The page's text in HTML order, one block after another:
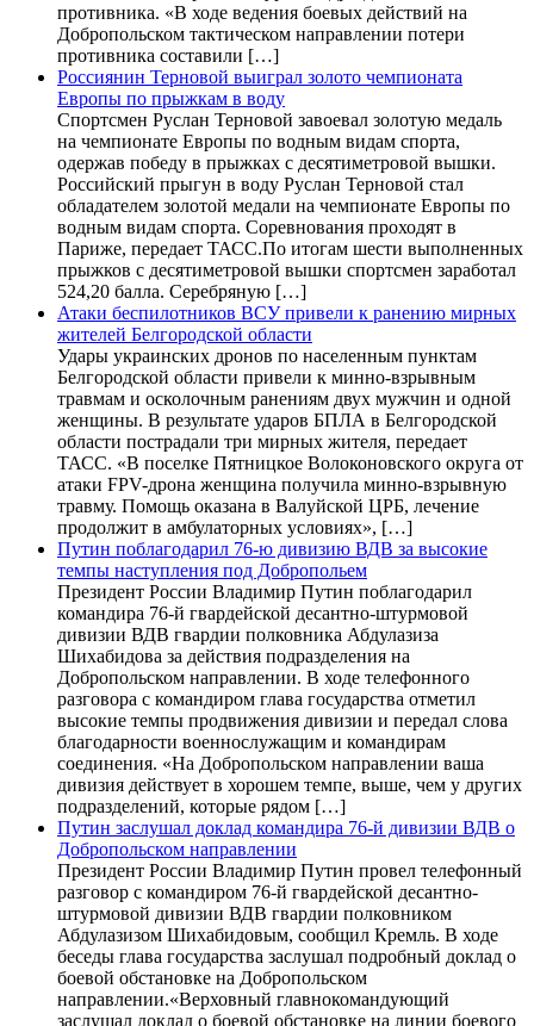
противника. «В ходе ведения боевых действий на
Добропольском тактическом направлении потери
противника составили […]
Россиянин Терновой выиграл золото чемпионата
Европы по прыжкам в воду
Спортсмен Руслан Терновой завоевал золотую медаль
на чемпионате Европы по водным видам спорта,
одержав победу в прыжках с десятиметровой вышки.
Российский прыгун в воду Руслан Терновой стал
обладателем золотой медали на чемпионате Европы по
водным видам спорта. Соревнования проходят в
Париже, передает ТАСС.По итогам шести выполненных
прыжков с десятиметровой вышки спортсмен заработал
524,20 балла. Серебряную […]
Атаки беспилотников ВСУ привели к ранению мирных
жителей Белгородской области
Удары украинских дронов по населенным пунктам
Белгородской области привели к минно-взрывным
травмам и осколочным ранениям двух мужчин и одной
женщины. В результате ударов БПЛА в Белгородской
области пострадали три мирных жителя, передает
ТАСС. «В поселке Пятницкое Волоконовского округа от
атаки FPV-дрона женщина получила минно-взрывную
травму. Помощь оказана в Валуйской ЦРБ, лечение
продолжит в амбулаторных условиях», […]
Путин поблагодарил 76-ю дивизию ВДВ за высокие
темпы наступления под Добропольем
Президент России Владимир Путин поблагодарил
командира 76-й гвардейской десантно-штурмовой
дивизии ВДВ гвардии полковника Абдулазиза
Шихабидова за действия подразделения на
Добропольском направлении. В ходе телефонного
разговора с командиром глава государства отметил
высокие темпы продвижения дивизии и передал слова
благодарности военнослужащим и командирам
соединения. «На Добропольском направлении ваша
дивизия действует в хорошем темпе, выше, чем у других
подразделений, которые рядом […]
Путин заслушал доклад командира 76-й дивизии ВДВ о
Добропольском направлении
Президент России Владимир Путин провел телефонный
разговор с командиром 76-й гвардейской десантно-
штурмовой дивизии ВДВ гвардии полковником
Абдулазизом Шихабидовым, сообщил Кремль. В ходе
беседы глава государства заслушал подробный доклад о
боевой обстановке на Добропольском
направлении.«Верховный главнокомандующий
заслушал доклад о боевой обстановке на линии боевого